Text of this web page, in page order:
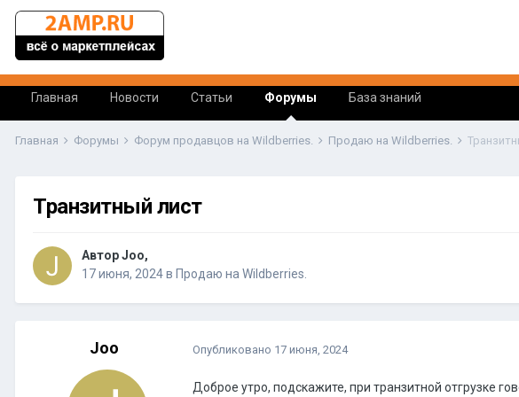
Главная Новости Статьи Форумы База знаний
Главная Форумы Форум продавцов на Wildberries. Продаю на Wildberries.
Транзитный лист
Автор Joo,
17 июня, 2024в Продаю на Wildberries.
Joo Опубликовано 17 июня, 2024
Доброе утро, подскажите, при транзитной отгрузке